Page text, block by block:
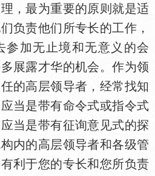
最为重要的原则就是适
负责他们所专长的工作，
参加无止境和无意义的会
展露才华的机会。作为领
的高层领导者，经常找知
当是带有命令式或指令式
当是带有征询意见式的探
内的高层领导者和各级管
利于您的专长和您所负责